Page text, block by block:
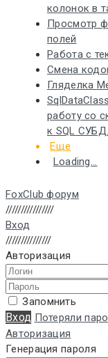
колонок в
Просмотр
полей
Работа с
Смена
Гляделка
работу со
к SQL СУБД.
Еще
Loading...
FoxClub форум
////////////////
Вход
///////////////
Авторизация
Запомнить
Вход Потеряли
Авторизация
Генерация пароля